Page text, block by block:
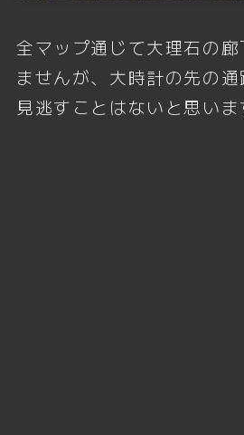
全マップ通じて大理石の
ませんが、大時計の先の
見逃すことはないと思いま